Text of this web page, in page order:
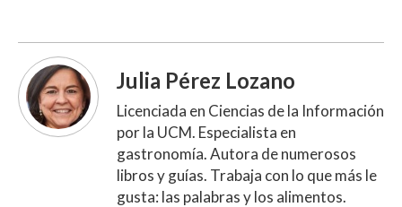
Julia Pérez Lozano
Licenciada en Ciencias de la Información
por la UCM. Especialista en
gastronomía. Autora de numerosos
libros y guías. Trabaja con lo que más le
gusta: las palabras y los alimentos.